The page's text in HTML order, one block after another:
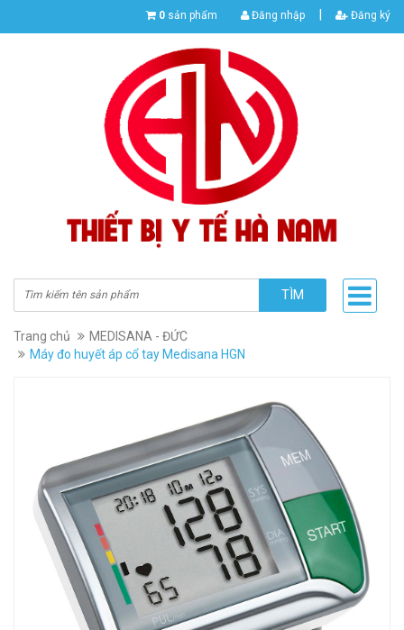
0 sản phẩm Đăng nhập | Đăng ký
TÌM
Trang chủ
MEDISANA - ĐỨC
Máy đo huyết áp cổ tay Medisana HGN